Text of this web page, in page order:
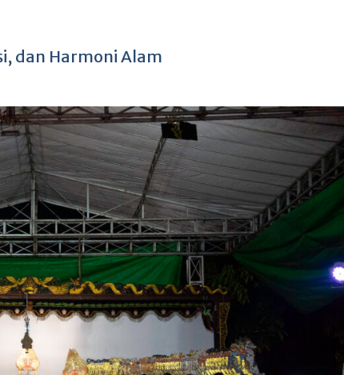
dan Harmoni Alam